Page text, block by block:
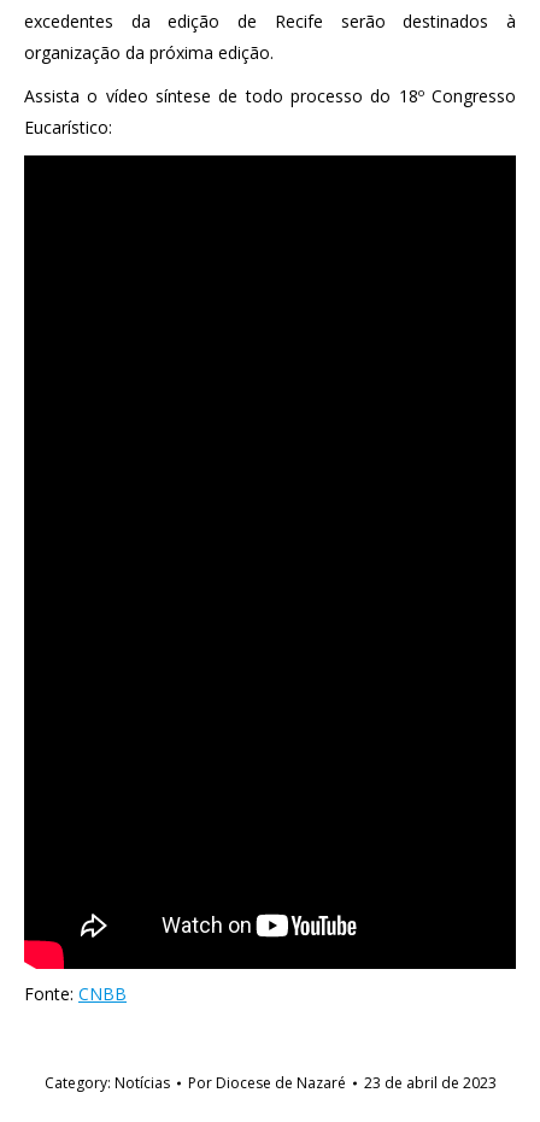
excedentes da edição de Recife serão destinados à
organização da próxima edição.
Assista o vídeo síntese de todo processo do 18º Congresso
Eucarístico:
Fonte: CNBB
Category: Notícias PorDiocese de Nazaré 23 de abril de 2023